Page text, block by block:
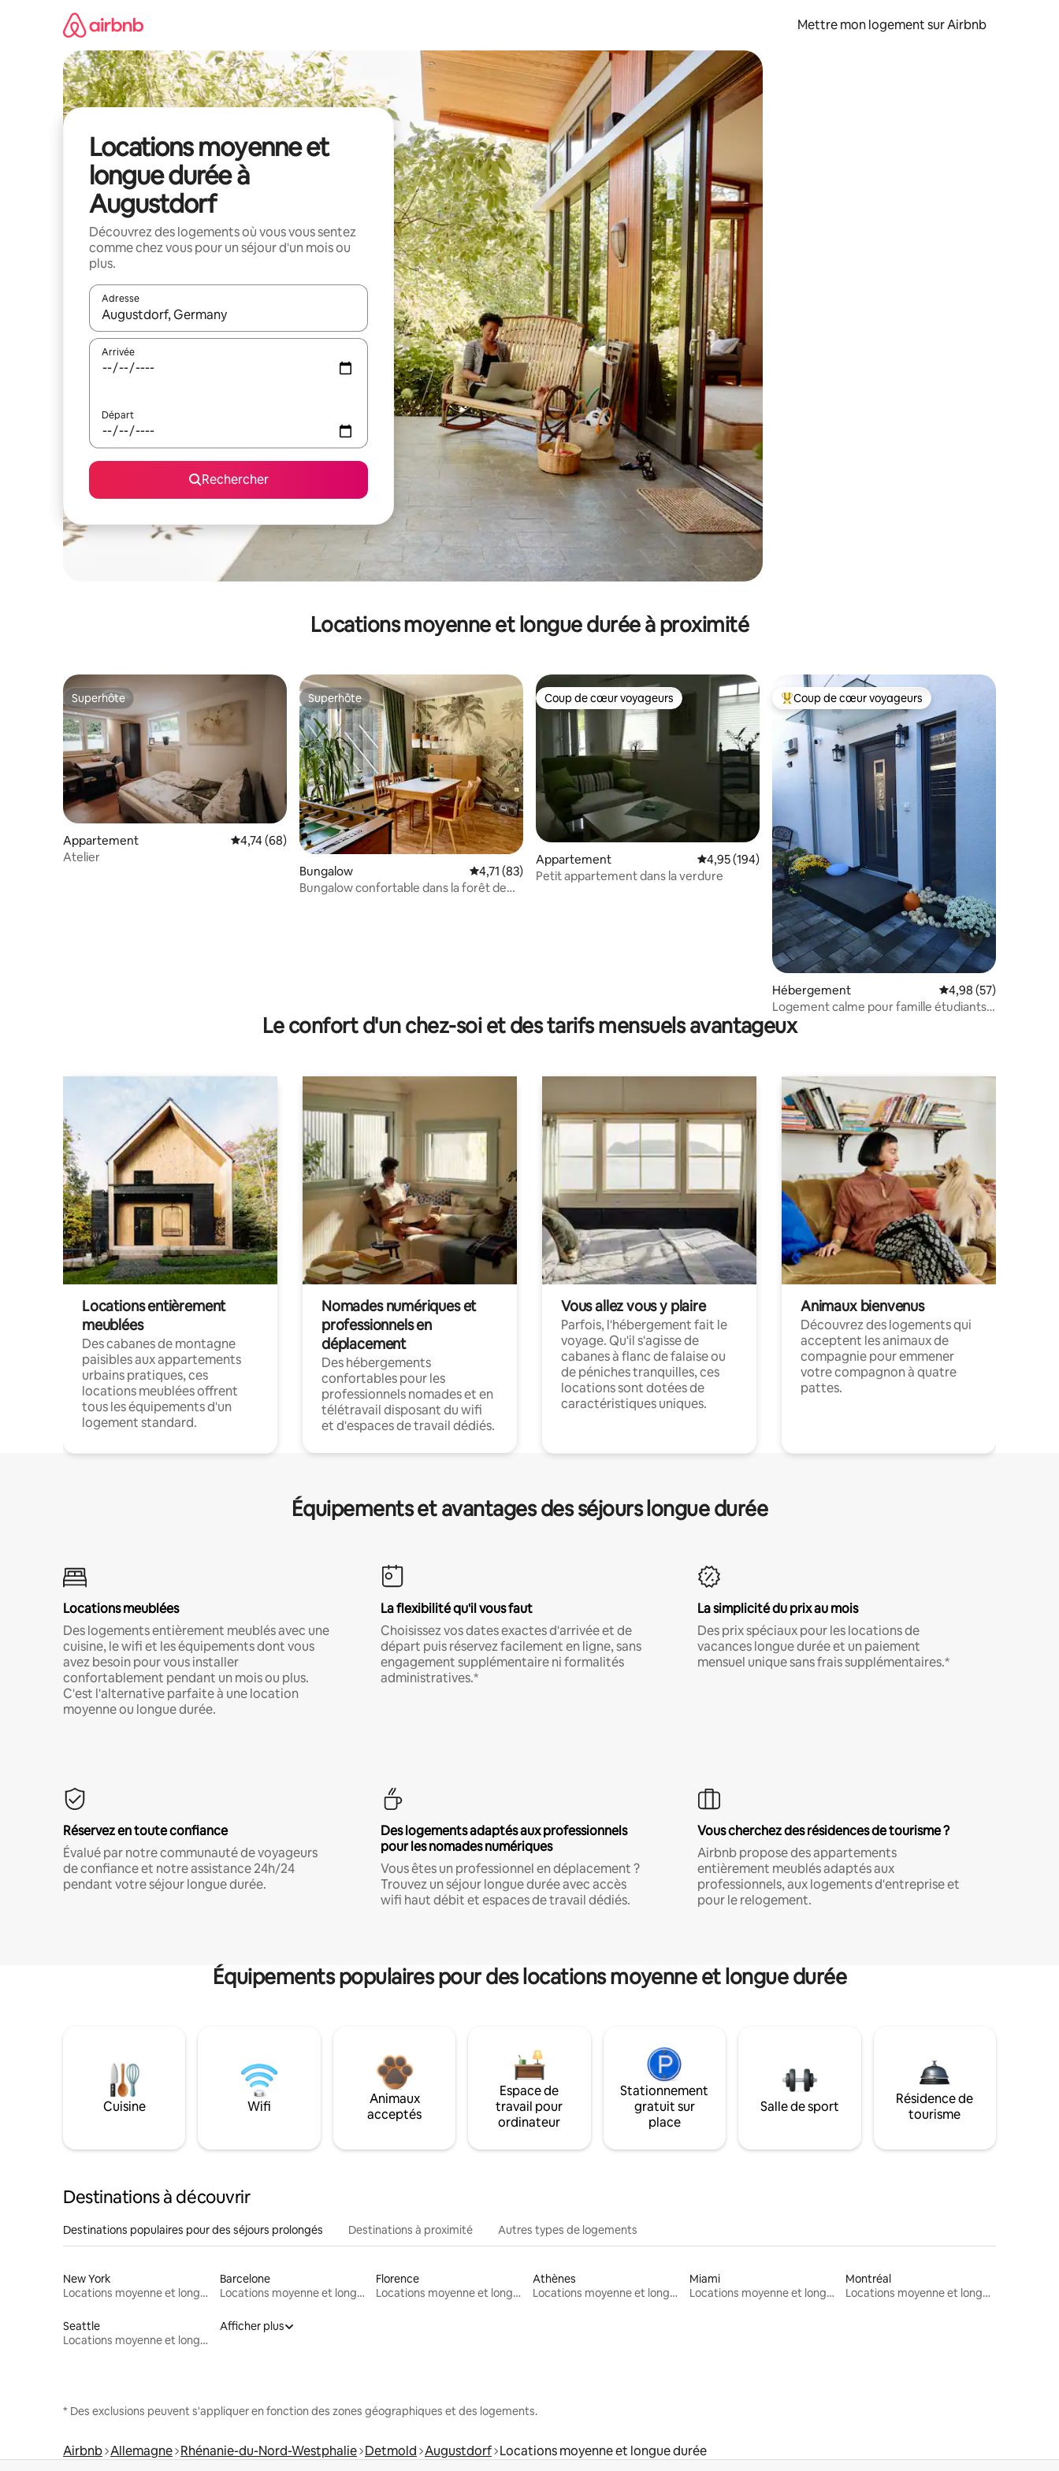
Mettre mon logement sur Airbnb
Locations moyenne et
longue durée à
Augustdorf
Découvrez des logements où vous vous sentez
comme chez vous pour un séjour d'un mois ou
plus.
Adresse
Lorsque les résultats s'affichent, utilisez les flèches vers le haut et vers le bas pour les parcourir ou en appuyant et en faisant glisser.
Arrivée
Départ
Rechercher
Locations moyenne et longue durée à proximité
Superhôte
Superhôte
Appartement Évaluation moyenne sur la base de 68 commentaires : 4,74 sur 5
4,74 (68)
Atelier
Superhôte
Superhôte
Bungalow Évaluation moyenne sur la base de 83 commentaires : 4,71 sur 5
4,71 (83)
Bungalow confortable dans la forêt de
Coup de cœur voyageurs
Coup de cœur voyageurs
Appartement Évaluation moyenne sur la base de 194 commentaires : 4,95 sur 5
4,95 (194)
Petit appartement dans la verdure
Coups de cœur voyageurs les plus appréciés
Coup de cœur voyageurs
Hébergement Évaluation moyenne
4,98 (57)
Logement calme pour famille étudiants
travailleurs
Le confort d'un chez-soi et des tarifs mensuels avantageux
Locations entièrement
meublées
Des cabanes de montagne
paisibles aux appartements
urbains pratiques, ces
locations meublées offrent
tous les équipements d'un
logement standard.
Nomades numériques et
professionnels en
déplacement
Des hébergements
confortables pour les
professionnels nomades et en
télétravail disposant du wifi
et d'espaces de travail dédiés.
Vous allez vous y plaire
Parfois, l'hébergement fait le
voyage. Qu'il s'agisse de
cabanes à flanc de falaise ou
de péniches tranquilles, ces
locations sont dotées de
caractéristiques uniques.
Animaux bienvenus
Découvrez des logements qui
acceptent les animaux de
compagnie pour emmener
votre compagnon à quatre
pattes.
Équipements et avantages des séjours longue durée
Locations meublées
Des logements entièrement meublés avec une
cuisine, le wifi et les équipements dont vous
avez besoin pour vous installer
confortablement pendant un mois ou plus.
C'est l'alternative parfaite à une location
moyenne ou longue durée.
La flexibilité qu'il vous faut
Choisissez vos dates exactes d'arrivée et de
départ puis réservez facilement en ligne, sans
engagement supplémentaire ni formalités
administratives.*
La simplicité du prix au mois
Des prix spéciaux pour les locations de
vacances longue durée et un paiement
mensuel unique sans frais supplémentaires.*
Réservez en toute confiance
Évalué par notre communauté de voyageurs
de confiance et notre assistance 24h/24
pendant votre séjour longue durée.
Des logements adaptés aux professionnels
pour les nomades numériques
Vous êtes un professionnel en déplacement ?
Trouvez un séjour longue durée avec accès
wifi haut débit et espaces de travail dédiés.
Vous cherchez des résidences de tourisme ?
Airbnb propose des appartements
entièrement meublés adaptés aux
professionnels, aux logements d'entreprise et
pour le relogement.
Équipements populaires pour des locations moyenne et longue durée
Cuisine Wifi
Animaux
acceptés
Espace de
travail pour
ordinateur
Stationnement
gratuit sur
place
Salle de sport
Résidence de
tourisme
Destinations à découvrir
Destinations populaires pour des séjours prolongés Destinations à proximité Autres types de logements
New York
Locations moyenne et longue durée
Barcelone
Locations moyenne et longue durée
Florence
Locations moyenne et longue durée
Athènes
Locations moyenne et longue durée
Miami
Locations moyenne et longue durée
Montréal
Locations moyenne et longue durée
Seattle
Locations moyenne et longue durée
Afficher plus
* Des exclusions peuvent s'appliquer en fonction des zones géographiques et des logements.
Airbnb Allemagne Rhénanie-du-Nord-Westphalie Detmold Augustdorf Locations moyenne et longue durée